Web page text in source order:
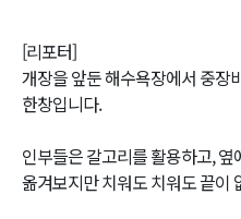
[리포터]
개장을 앞둔 해수욕장에서 중장
한창입니다.
인부들은 갈고리를 활용하고,
옮겨보지만 치워도 치워도 끝이